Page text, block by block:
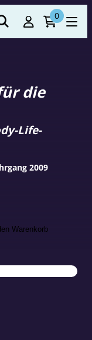
0
die
Life-
Warenkorb
2009